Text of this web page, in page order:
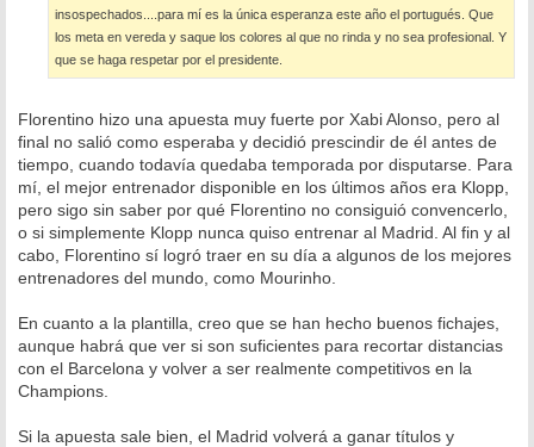
insospechados....para mí es la única esperanza este año el portugués. Que
los meta en vereda y saque los colores al que no rinda y no sea profesional. Y
que se haga respetar por el presidente.
Florentino hizo una apuesta muy fuerte por Xabi Alonso, pero al
final no salió como esperaba y decidió prescindir de él antes de
tiempo, cuando todavía quedaba temporada por disputarse. Para
mí, el mejor entrenador disponible en los últimos años era Klopp,
pero sigo sin saber por qué Florentino no consiguió convencerlo,
o si simplemente Klopp nunca quiso entrenar al Madrid. Al fin y al
cabo, Florentino sí logró traer en su día a algunos de los mejores
entrenadores del mundo, como Mourinho.
En cuanto a la plantilla, creo que se han hecho buenos fichajes,
aunque habrá que ver si son suficientes para recortar distancias
con el Barcelona y volver a ser realmente competitivos en la
Champions.
Si la apuesta sale bien, el Madrid volverá a ganar títulos y